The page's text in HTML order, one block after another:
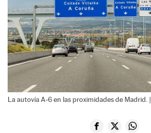
La autovía A-6 en las proximidades de Madrid. |